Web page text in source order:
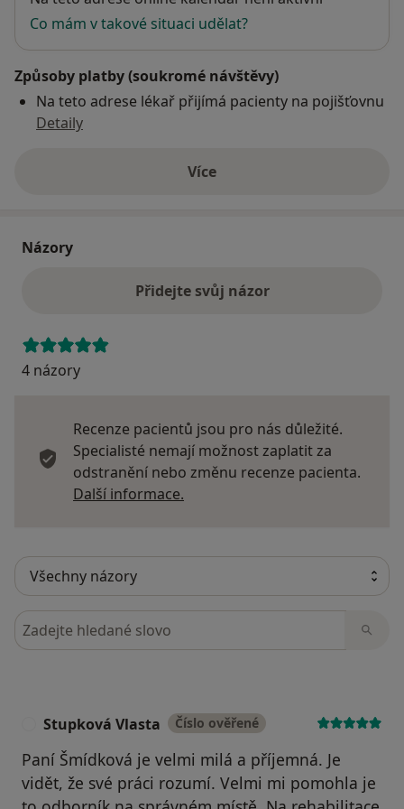
Co mám v takové situaci udělat?
Způsoby platby (soukromé návštěvy)
Na teto adrese lékař přijímá pacienty na pojišťovnu
Detaily
Víceo adrese
Názory
Přidejte svůj názor
4 názory
Recenze pacientů jsou pro nás důležité.
Specialisté nemají možnost zaplatit za
odstranění nebo změnu recenze pacienta.
Další informace.
Hledejte v názorech
Stupková Vlasta Číslo ověřené
Paní Šmídková je velmi milá a příjemná. Je
vidět, že své práci rozumí. Velmi mi pomohla je